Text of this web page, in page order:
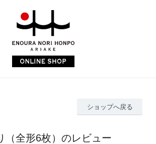
ショップへ戻る
（全形6枚）のレビュー